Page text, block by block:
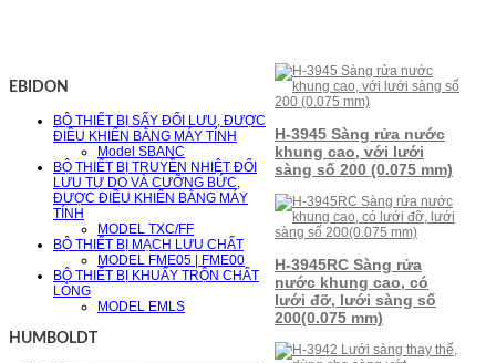
EBIDON
BỘ THIẾT BỊ SẤY ĐỐI LƯU, ĐƯỢC
ĐIỀU KHIỂN BẰNG MÁY TÍNH
Model SBANC
BỘ THIẾT BỊ TRUYỀN NHIỆT ĐỐI
LƯU TỰ DO VÀ CƯỠNG BỨC,
ĐƯỢC ĐIỀU KHIỂN BẰNG MÁY
TÍNH
MODEL TXC/FF
BỘ THIẾT BỊ MẠCH LƯU CHẤT
MODEL FME05 | FME00
BỘ THIẾT BỊ KHUẤY TRỘN CHẤT
LỎNG
MODEL EMLS
HUMBOLDT
H-3945 Sàng rửa nước
khung cao, với lưới
sàng số 200 (0.075 mm)
H-3945RC Sàng rửa
nước khung cao, có
lưới đỡ, lưới sàng số
200(0.075 mm)